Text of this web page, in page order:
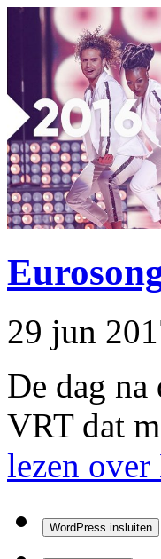
29 jun
De dag
VRT dat
lezen over
WordPress insluiten